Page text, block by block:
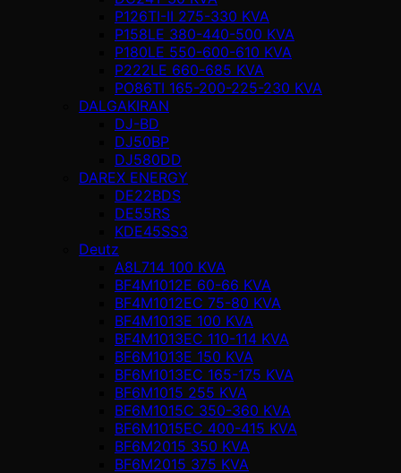
P126TI-II 275-330 KVA
P158LE 380-440-500 KVA
P180LE 550-600-610 KVA
P222LE 660-685 KVA
PO86TI 165-200-225-230 KVA
DALGAKIRAN
DJ-BD
DJ50BP
DJ580DD
DAREX ENERGY
DE22BDS
DE55RS
KDE45SS3
Deutz
A8L714 100 KVA
BF4M1012E 60-66 KVA
BF4M1012EC 75-80 KVA
BF4M1013E 100 KVA
BF4M1013EC 110-114 KVA
BF6M1013E 150 KVA
BF6M1013EC 165-175 KVA
BF6M1015 255 KVA
BF6M1015C 350-360 KVA
BF6M1015EC 400-415 KVA
BF6M2015 350 KVA
BF6M2015 375 KVA